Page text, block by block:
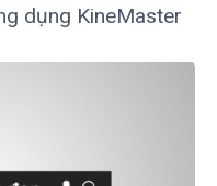
dụng KineMaster